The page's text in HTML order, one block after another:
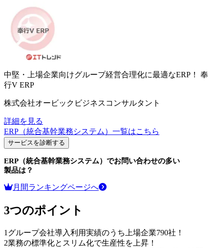
中堅・上場企業向けグループ経営合理化に最適なERP！
奉
行V ERP
株式会社オービックビジネスコンサルタント
詳細を見る
ERP（統合基幹業務システム） 一覧はこちら
サービスを診断する
ERP（統合基幹業務システム） でお問い合わせの多い
製品は？
月間ランキングページへ
3つのポイント
1 グループ会社導入利用実績のうち上場企業790社！
2業務の標準化とスリム化で生産性を上昇！